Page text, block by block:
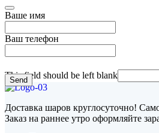
Ваше имя
Ваш телефон
Send
This field should be left blank
Доставка шаров круглосуточно!
Заказ на раннее утро оформляйте